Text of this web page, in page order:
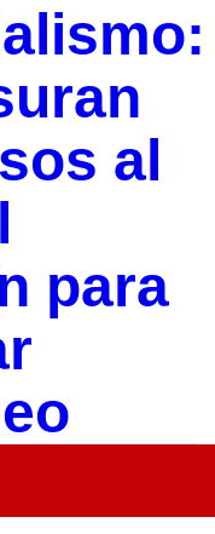
al
para